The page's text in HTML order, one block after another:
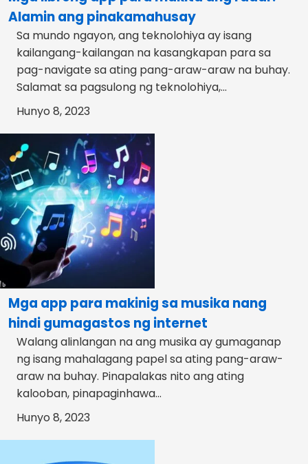
Alamin ang pinakamahusay
Sa mundo ngayon, ang teknolohiya ay isang
kailangang-kailangan na kasangkapan para sa
pag-navigate sa ating pang-araw-araw na buhay.
Salamat sa pagsulong ng teknolohiya,...
Hunyo 8, 2023
Mga app para makinig sa musika nang
hindi gumagastos ng internet
Walang alinlangan na ang musika ay gumaganap
ng isang mahalagang papel sa ating pang-araw-
araw na buhay. Pinapalakas nito ang ating
kalooban, pinapaginhawa...
Hunyo 8, 2023